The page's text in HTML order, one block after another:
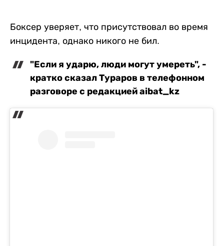
Боксер уверяет, что присутствовал во время
инцидента, однако никого не бил.
"Если я ударю, люди могут умереть", -
кратко сказал Тураров в телефонном
разговоре с редакцией aibat_kz